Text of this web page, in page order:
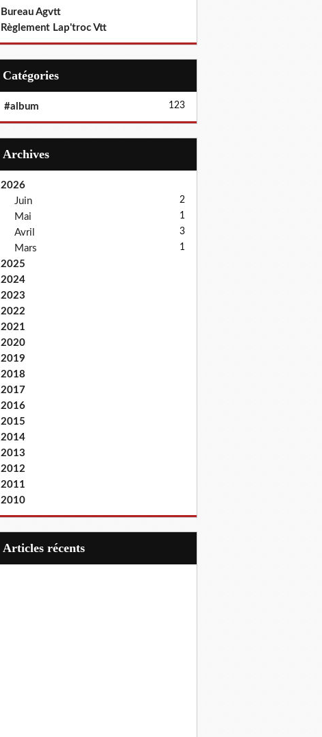
Bureau Agvtt
Règlement Lap'troc Vtt
Catégories
#album 123
Archives
2026
Juin
2
Mai 1
Avril 3
Mars 1
2025
2024
2023
2022
2021
2020
2019
2018
2017
2016
2015
2014
2013
2012
2011
2010
articles récents